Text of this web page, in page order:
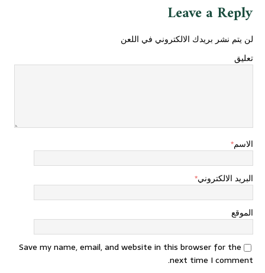
Leave a Reply
لن يتم نشر بريدك الالكتروني في اللعن
تعليق
الاسم*
البريد الالكتروني*
الموقع
Save my name, email, and website in this browser for the
next time I comment.